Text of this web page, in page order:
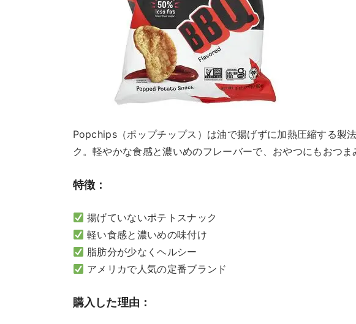
Popchips（ポップチップス）は油で揚げずに加熱圧縮する製
ク。軽やかな食感と濃いめのフレーバーで、おやつにもおつま
特徴：
揚げていないポテトスナック
軽い食感と濃いめの味付け
脂肪分が少なくヘルシー
アメリカで人気の定番ブランド
購入した理由：